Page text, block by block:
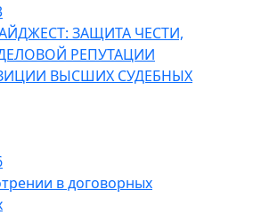
ЗАЩИТА ЧЕСТИ,
РЕПУТАЦИИ
ВЫСШИХ СУДЕБНЫХ
в договорных